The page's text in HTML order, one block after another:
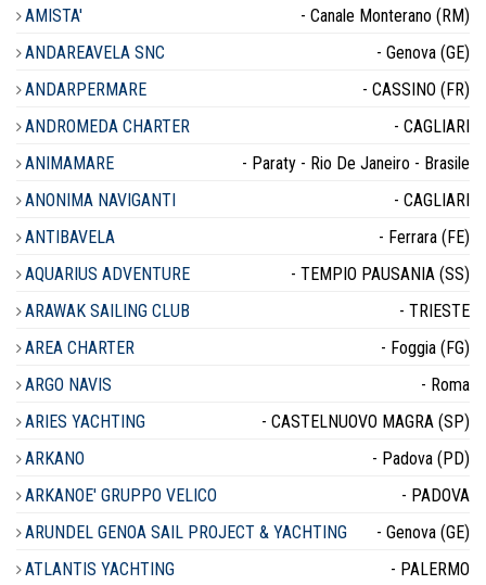
AMISTA'
- Canale Monterano (RM)
ANDAREAVELA SNC
- Genova (GE)
ANDARPERMARE
- CASSINO (FR)
ANDROMEDA CHARTER
- CAGLIARI
ANIMAMARE
- Paraty - Rio De Janeiro - Brasile
ANONIMA NAVIGANTI
- CAGLIARI
ANTIBAVELA
- Ferrara (FE)
AQUARIUS ADVENTURE
- TEMPIO PAUSANIA (SS)
ARAWAK SAILING CLUB
- TRIESTE
AREA CHARTER
- Foggia (FG)
ARGO NAVIS
- Roma
ARIES YACHTING
- CASTELNUOVO MAGRA (SP)
ARKANO
- Padova (PD)
ARKANOE' GRUPPO VELICO
- PADOVA
ARUNDEL GENOA SAIL PROJECT & YACHTING
- Genova (GE)
ATLANTIS YACHTING
- PALERMO